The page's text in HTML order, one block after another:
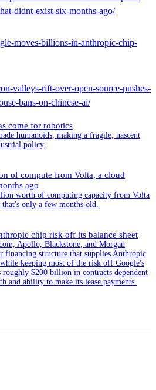
didnt-exist-six-months-ago/
moves-billions-in-anthropic-chip-
valleys-rift-over-open-source-pushes-
bans-on-chinese-ai/
come for robotics
humanoids, making a fragile, nascent
policy.
of compute from Volta, a cloud
ago
worth of computing capacity from Volta
only a few months old.
chip risk off its balance sheet
Apollo, Blackstone, and Morgan
structure that supplies Anthropic
keeping most of the risk off Google's
roughly $200 billion in contracts dependent
and ability to make its lease payments.